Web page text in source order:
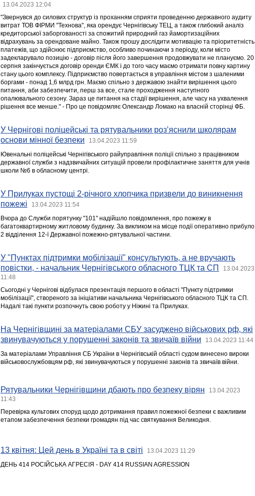
13.04.2023 12:04
"Звернувся до силових структур із проханням сприяти проведенню державного аудиту
витрат ТОВ ФІРМИ "Технова", яка орендує Чернігівську ТЕЦ, а також глибокий аналіз
кредиторської заборгованості за спожитий природний газ йамортизаційних
відрахувань за орендоване майно. Також прошу дослідити мотивацію та пріоритетність
платежів, що здійснює підприємство, особливо починаючи з періоду, коли місто
задекларувало позицію - договір після його завершення продовжувати не плануємо. 20
серпня закінчується договір оренди ЄМК і до того часу маємо отримати повну картину
стану цього комплексу. Підприємство повертається в управління містом з шаленими
боргами - понад 1,6 млрд грн. Маємо спільно з державою знайти вирішення цього
питання, аби забезпечити, перш за все, стале проходження наступного
опалювального сезону. Зараз це питання на стадії вирішення, але часу на ухвалення
рішення все менше." - Про це повідомляє Олександр Ломако на власній сторінці ФБ.
У Чернігові поліцейські та рятувальники роз’яснили школярам
основи мінної безпеки
13.04.2023 11:59
Ювенальні поліцейські Чернігівського райуправління поліції спільно з працівником
державної служби з надзвичайних ситуацій провели профілактичне заняття для учнів
школи №6 в обласному центрі.
У Прилуках пустощі 2-річного хлопчика призвели до виникнення
пожежі
13.04.2023 11:54
Вчора до Служби порятунку "101" надійшло повідомлення, про пожежу в
багатоквартирному житловому будинку. За викликом на місце події оперативно прибуло
2 відділення 12-ї Державної пожежно-рятувальної частини.
У "Пунктах підтримки мобілізації" консультують, а не вручають
повістки, - начальник Чернігівського обласного ТЦК та СП
13.04.2023
11:48
Сьогодні у Чернігові відбулася презентація першого в області "Пункту підтримки
мобілізації", створеного за ініціативи начальника Чернігівського обласного ТЦК та СП.
Надалі такі пункти розпочнуть свою роботу у Ніжині та Прилуках.
На Чернігівщині за матеріалами СБУ засуджено військових рф, які
звинувачуються у порушенні законів та звичаїв війни
13.04.2023 11:44
За матеріалами Управління СБ України в Чернігівській області судом винесено вироки
військовослужбовцям рф, які звинувачуються у порушенні законів та звичаїв війни.
Рятувальники Чернігівщини дбають про безпеку вірян
13.04.2023
11:43
Перевірка культових споруд щодо дотримання правил пожежної безпеки є важливим
етапом забезпечення безпеки громадян під час святкування Великодня.
13 квітня: Цей день в Україні та в світі 13.04.2023 11:29
ДЕНЬ 414 РОСІЙСЬКА АГРЕСІЯ - DAY 414 RUSSIAN AGRESSION